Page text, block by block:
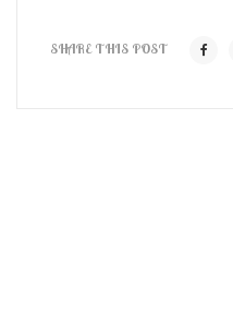
SHARE THIS POST